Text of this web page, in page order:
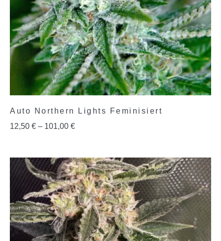
Auto Northern Lights Feminisiert
12,50 € – 101,00 €